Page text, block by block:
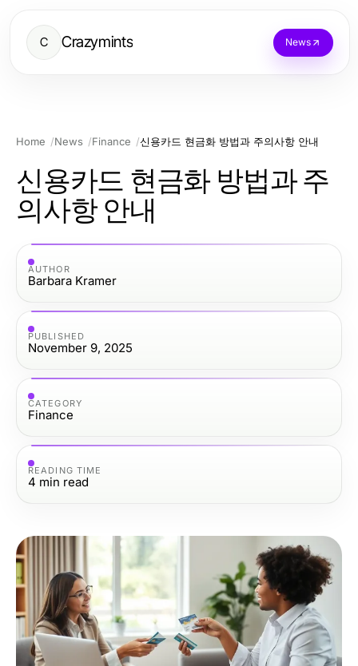
C Crazymints News
Home News Finance 신용카드 현금화 방법과 주의사항 안내
신용카드 현금화 방법과 주
의사항 안내
AUTHOR
Barbara Kramer
PUBLISHED
November 9, 2025
CATEGORY
Finance
READING TIME
4 min read